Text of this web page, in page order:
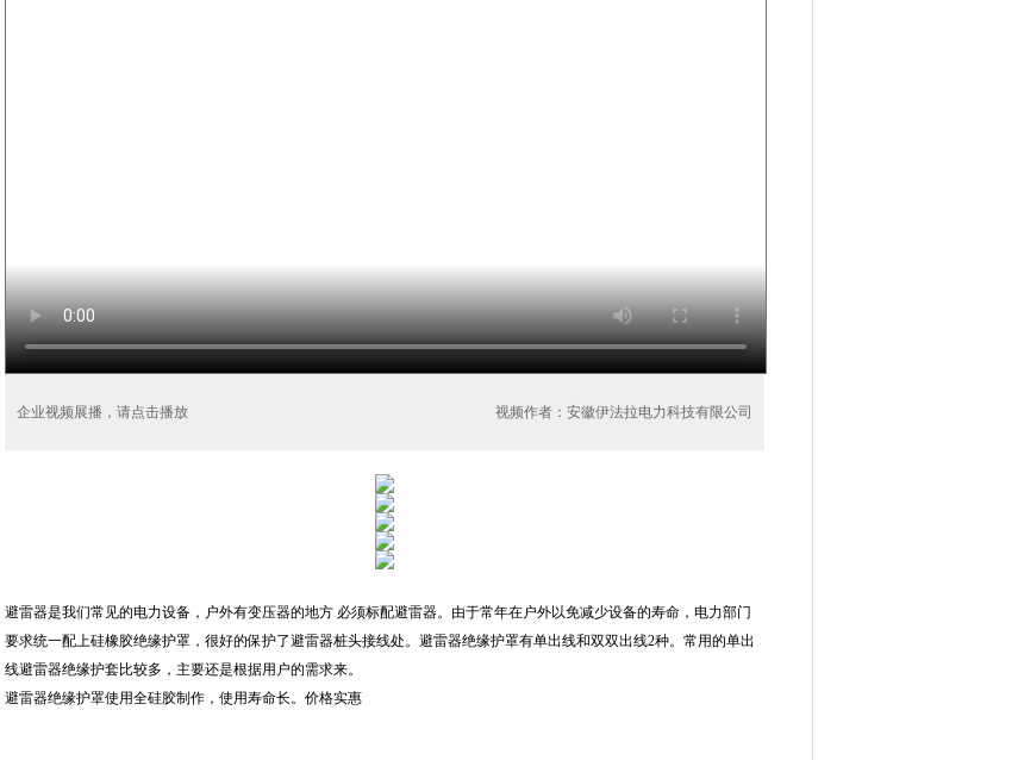
企业视频展播，请点击播放 视频作者：安徽伊法拉电力科技有限公司
避雷器是我们常见的电力设备，户外有变压器的地方 必须标配避雷器。由于常年在户外以免减少设备的寿命，电力部门
要求统一配上硅橡胶绝缘护罩，很好的保护了避雷器桩头接线处。避雷器绝缘护罩有单出线和双双出线2种。常用的单出
线避雷器绝缘护套比较多，主要还是根据用户的需求来。
避雷器绝缘护罩使用全硅胶制作，使用寿命长。价格实惠